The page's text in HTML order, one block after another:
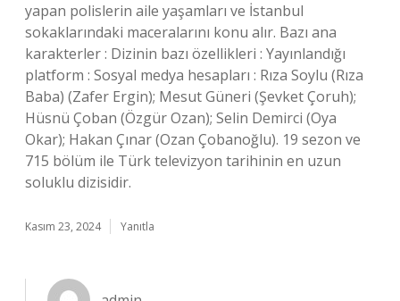
yapan polislerin aile yaşamları ve İstanbul
sokaklarındaki maceralarını konu alır. Bazı ana
karakterler : Dizinin bazı özellikleri : Yayınlandığı
platform : Sosyal medya hesapları : Rıza Soylu (Rıza
Baba) (Zafer Ergin); Mesut Güneri (Şevket Çoruh);
Hüsnü Çoban (Özgür Ozan); Selin Demirci (Oya
Okar); Hakan Çınar (Ozan Çobanoğlu). 19 sezon ve
715 bölüm ile Türk televizyon tarihinin en uzun
soluklu dizisidir.
Kasım 23, 2024 Yanıtla